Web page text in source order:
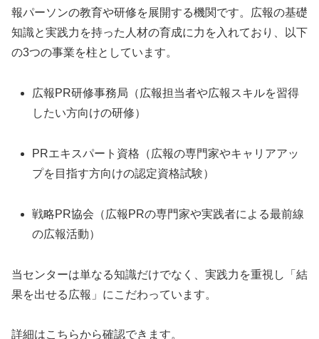
報パーソンの教育や研修を展開する機関です。広報の基礎
知識と実践力を持った人材の育成に力を入れており、以下
の3つの事業を柱としています。
広報PR研修事務局（広報担当者や広報スキルを習得
したい方向けの研修）
PRエキスパート資格（広報の専門家やキャリアアッ
プを目指す方向けの認定資格試験）
戦略PR協会（広報PRの専門家や実践者による最前線
の広報活動）
当センターは単なる知識だけでなく、実践力を重視し「結
果を出せる広報」にこだわっています。
詳細はこちらから確認できます。